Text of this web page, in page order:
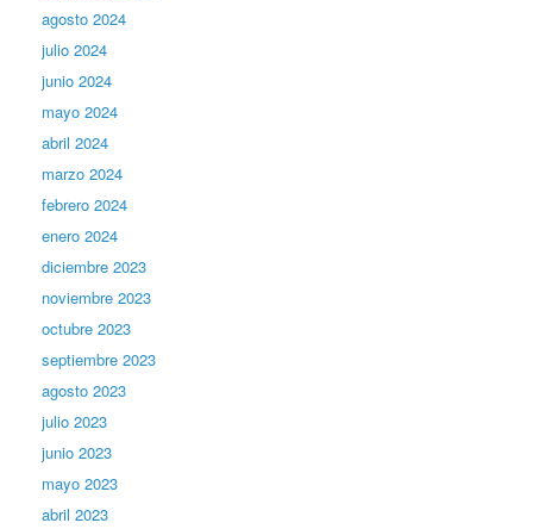
agosto 2024
julio 2024
junio 2024
mayo 2024
abril 2024
marzo 2024
febrero 2024
enero 2024
diciembre 2023
noviembre 2023
octubre 2023
septiembre 2023
agosto 2023
julio 2023
junio 2023
mayo 2023
abril 2023